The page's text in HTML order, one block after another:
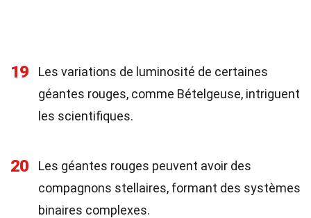
19
Les variations de luminosité de certaines
géantes rouges, comme Bételgeuse, intriguent
les scientifiques.
20
Les géantes rouges peuvent avoir des
compagnons stellaires, formant des systèmes
binaires complexes.